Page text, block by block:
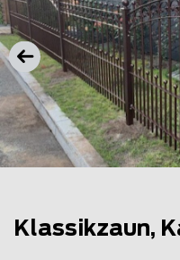
Klassikzaun,